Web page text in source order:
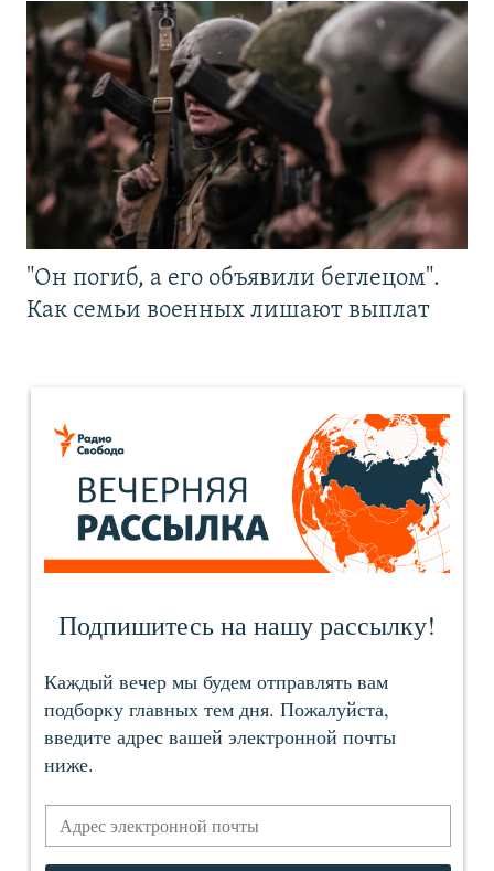
"Он погиб, а его объявили беглецом".
Как семьи военных лишают выплат